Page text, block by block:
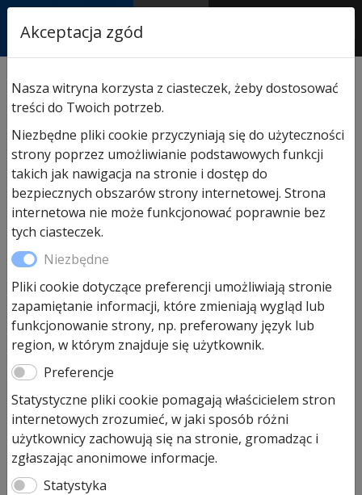
AUTORYZOWANY
PARTNER & SERWIS
Złoty Dąb LPU 40 5000×2250 przetłoczenia M/L
Promocja!
Brama garażowa Złoty Dąb
LPU 40 5000×2250
przetłoczenia M/L
11 055,00złPierwotna
cena
wynosiła:
11
8 845,00złAktualna
cena
wynosi:
Prezentowana cena jest ceną najniższą w ostatnich 30
dniach.
Akceptacja zgód
Nasza witryna korzysta z ciasteczek, żeby dostosować
treści do Twoich potrzeb.
Niezbędne pliki cookie przyczyniają się do użyteczności
strony poprzez umożliwianie podstawowych funkcji
takich jak nawigacja na stronie i dostęp do
bezpiecznych obszarów strony internetowej. Strona
internetowa nie może funkcjonować poprawnie bez
tych ciasteczek.
Niezbędne
Pliki cookie dotyczące preferencji umożliwiają stronie
zapamiętanie informacji, które zmieniają wygląd lub
funkcjonowanie strony, np. preferowany język lub
region, w którym znajduje się użytkownik.
Preferencje
Statystyczne pliki cookie pomagają właścicielem stron
internetowych zrozumieć, w jaki sposób różni
użytkownicy zachowują się na stronie, gromadząc i
zgłaszając anonimowe informacje.
Statystyka